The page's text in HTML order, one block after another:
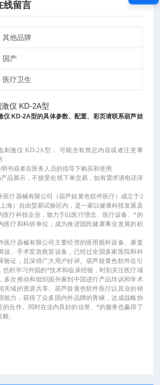
线留言
其他品牌
国产
医疗卫生
仪KD-2A型的具体参数、配置、彩页请联系葫芦娃
刺激仪 KD-2A型 ， 可能含有禁忌内容或者注意事
书或者在医务人员的指导下购买和使用
品展示，不接受在线下单交易，如有需求请电话详
医疗器械有限公司（葫芦娃黄色软件医疗）成立于2
海）自由贸易试验区内，是一家以健康科技发展及
医疗科技企业，致力于以医疗理念、医疗设备、*的
医疗和科研单位，成为推进国民健康事业发展的积
医疗器械有限公司主要经营的医用眼科设备、康复
设、手术室急救室设备，已经过全国多家医院和科
验证，且深得广大用户好评。葫芦娃黄色软件在引
也积学习外国的*技术和临床经验，时刻关注医疗域
多次推动和组织国外家到中国进行产品培训和学术
关域的资源共享。葫芦娃黄色软件医疗以其业的销
能力，获得了众多国内外品牌的青睐，达成战略协
的合作。同时在业内良好的信誉、*的服务也赢得了
。